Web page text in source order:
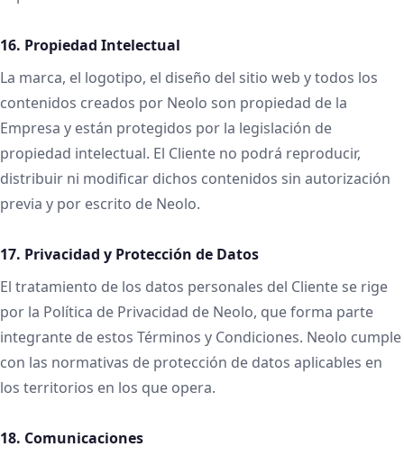
16. Propiedad Intelectual
La marca, el logotipo, el diseño del sitio web y todos los
contenidos creados por Neolo son propiedad de la
Empresa y están protegidos por la legislación de
propiedad intelectual. El Cliente no podrá reproducir,
distribuir ni modificar dichos contenidos sin autorización
previa y por escrito de Neolo.
17. Privacidad y Protección de Datos
El tratamiento de los datos personales del Cliente se rige
por la Política de Privacidad de Neolo, que forma parte
integrante de estos Términos y Condiciones. Neolo cumple
con las normativas de protección de datos aplicables en
los territorios en los que opera.
18. Comunicaciones